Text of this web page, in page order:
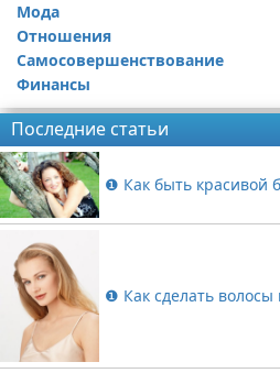
Мода
Отношения
Самосовершенствование
Финансы
Последние статьи
❶ Как быть красивой
❶ Как сделать